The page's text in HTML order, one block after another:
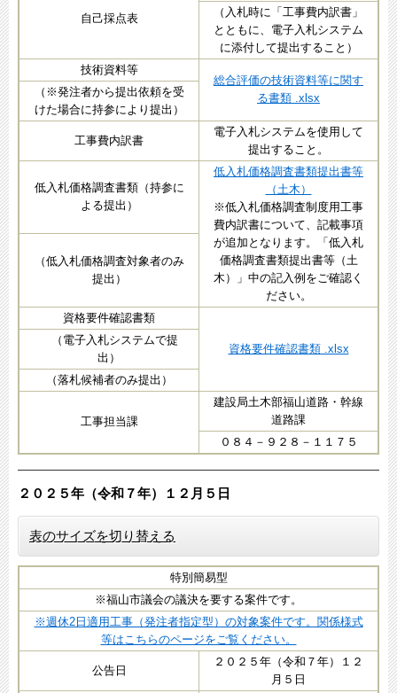
自己採点表
（入札時に「工事費内訳書」
とともに、電子入札システム
に添付して提出すること）
技術資料等
総合評価の技術資料等に関す
る書類 .xlsx
（※発注者から提出依頼を受
けた場合に持参により提出）
工事費内訳書
電子入札システムを使用して
提出すること。
低入札価格調査書類（持参に
よる提出）
低入札価格調査書類提出書等
（土木）
※低入札価格調査制度用工事
費内訳書について、記載事項
が追加となります。「低入札
価格調査書類提出書等（土
木）」中の記入例をご確認く
ださい。
（低入札価格調査対象者のみ
提出）
資格要件確認書類
資格要件確認書類 .xlsx
（電子入札システムで提
出）
（落札候補者のみ提出）
工事担当課
建設局土木部福山道路・幹線
道路課​
０８４－９２８－１１７５
２０２５年（令和７年）１２月５日​
表のサイズを切り替える
特別簡易型
※福山市議会の議決を要する案件です。​
※週休2日適用工事（発注者指定型）の対象案件です。関係様式
等はこちらのページをご覧ください。
公告日
２０２５年（令和７年）１２
月５日